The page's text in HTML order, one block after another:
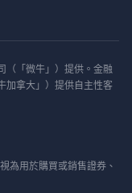
（「微牛」）提供。金融
加拿大」）提供自主性客
為用於購買或銷售證券、